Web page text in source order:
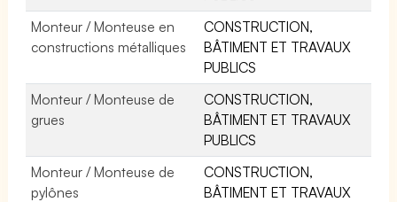
Monteur / Monteuse en
constructions métalliques
CONSTRUCTION,
BÂTIMENT ET TRAVAUX
PUBLICS
Monteur / Monteuse de
grues
CONSTRUCTION,
BÂTIMENT ET TRAVAUX
PUBLICS
Monteur / Monteuse de
pylônes
CONSTRUCTION,
BÂTIMENT ET TRAVAUX